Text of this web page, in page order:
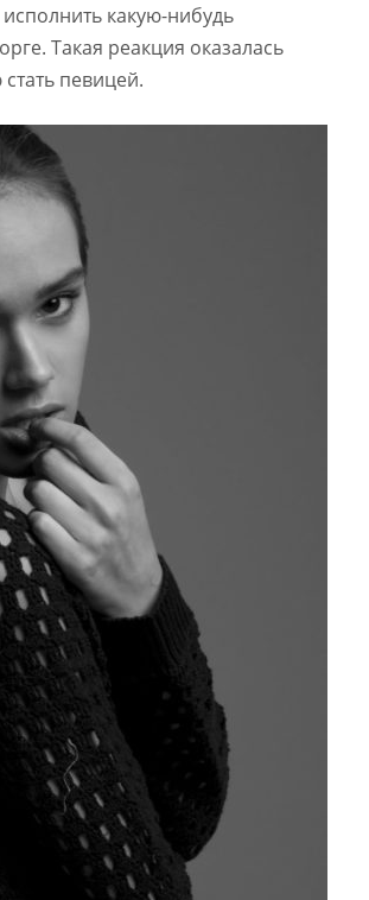
какую-нибудь
Такая реакция оказалась
певицей.